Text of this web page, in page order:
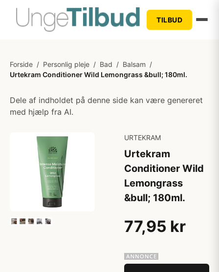
TILBUD
Forside / Personlig pleje / Bad / Balsam /
Urtekram Conditioner Wild Lemongrass &bull; 180ml.
Dele af indholdet på denne side kan være genereret
med hjælp fra AI.
URTEKRAM
Urtekram
Conditioner Wild
Lemongrass
&bull; 180ml.
77,95 kr